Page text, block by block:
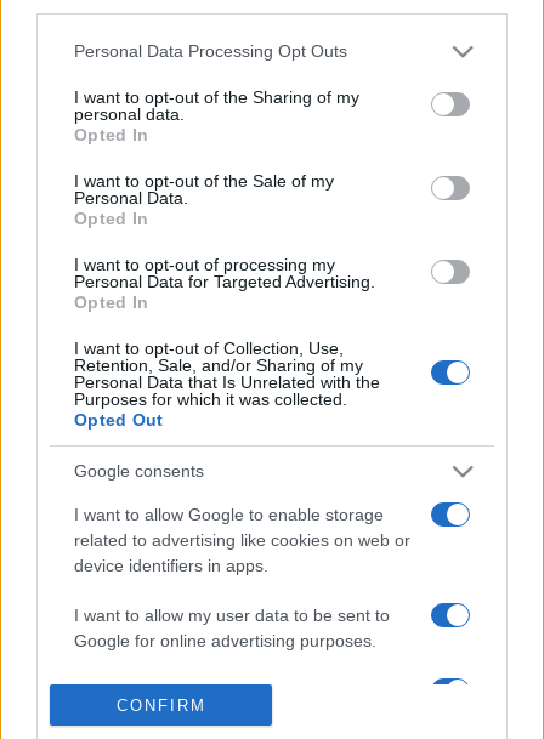
Please note that this website/app uses one or more Google
not limited to your visit or usage behaviour. You may click to
grant or deny consent to Google and its third-party tags to
use your data for below specified purposes in below Google
consent section.
Personal Data Processing Opt Outs
I want to opt-out of the Sharing of my
personal data.
Opted In
I want to opt-out of the Sale of my
Personal Data.
Opted In
I want to opt-out of processing my
Personal Data for Targeted Advertising.
Opted In
I want to opt-out of Collection, Use,
Retention, Sale, and/or Sharing of my
Personal Data that Is Unrelated with the
Purposes for which it was collected.
Opted Out
Google consents
I want to allow Google to enable storage
related to advertising like cookies on web or
device identifiers in apps.
I want to allow my user data to be sent to
Google for online advertising purposes.
I want to allow Google to send me
personalized advertising.
CONFIRM
Egyre nagyobb az esély arra, hogy az élet
a Földön kívül kezdődhetett
kőzet- és pormintákban, amelyeket öt éve a Bennu
aszteroidáról gyűjtött a NASA űrszondája. A szerdán
publikált két tanulmány szerint a minták az eddigi legjobb
bizonyítékkal szolgálnak arról, hogy az ilyen űrsziklák olyan
szakaszában, amelyek elősegítették az élő szervezetek
kialakulását.
TUDOMÁNY
A Gaia űrszonda befejezi a Tejútrendszer
feltérképezését
Befejezi küldetésének égboltfelmérési szakaszát az
Európai Űrügynökség (ESA) Tejút-térképezője, a Gaia január
15-én. Az űrtávcső 2014 óta végez méréseket, az általa
gyűjtött adatok alapján készülhetett el a Tejútrendszer
eddigi legpontosabb térképe.